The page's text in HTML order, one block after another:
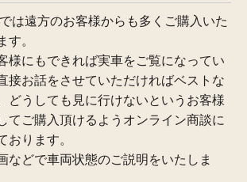
は遠方のお客様からも多くご購入いた
す。
様にもできれば実車をご覧になってい
接お話をさせていただければベストな
どうしても見に行けないというお客様
てご購入頂けるようオンライン商談に
おります。
などで車両状態のご説明をいたしま